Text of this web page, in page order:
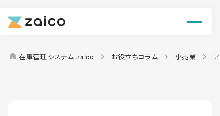
機能
解決できる課題
home 在庫管理システム zaico お役立ちコラム 小売業